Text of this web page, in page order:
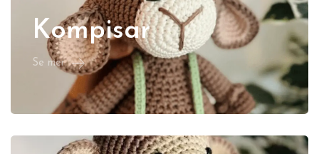
Kompisar
Se mer